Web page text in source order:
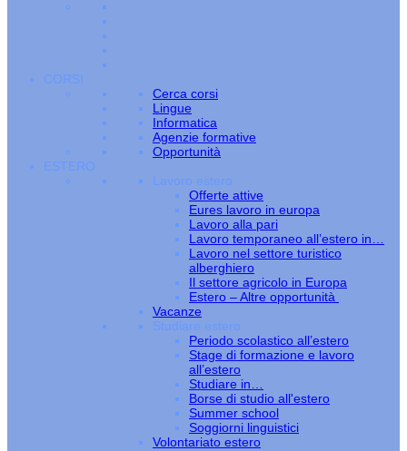
CORSI
Cerca corsi
Lingue
Informatica
Agenzie formative
Opportunità
ESTERO
Lavoro estero
Offerte attive
Eures lavoro in europa
Lavoro alla pari
Lavoro temporaneo all’estero in…
Lavoro nel settore turistico
alberghiero
Il settore agricolo in Europa
Estero – Altre opportunità
Vacanze
Studiare estero
Periodo scolastico all’estero
Stage di formazione e lavoro
all’estero
Studiare in…
Borse di studio all'estero
Summer school
Soggiorni linguistici
Volontariato estero